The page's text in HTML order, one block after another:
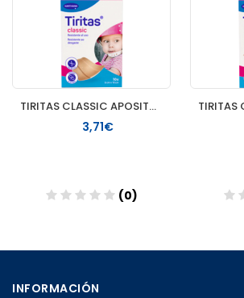
TIRITAS CLASSIC APOSITO ADHESIVO 1 M X 6 CM 10 U
3,71€
(0)
INFORMACIÓN